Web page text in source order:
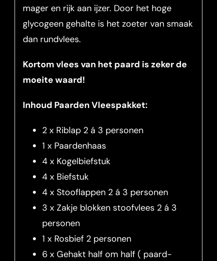
mager en rijk aan ijzer. Door het hoge
glycogeen gehalte is het zoeter van smaak
dan rundvlees.
Kortom vlees van het paard is zeker de
moeite waard!
Inhoud Paarden Vleespakket:
2 x Riblap 2 á 3 personen
1 x Paardenhaas
4 x Kogelbiefstuk
4 x Biefstuk
4 x Stooflappen 2 á 3 personen
3 x Zakje blokken stoofvlees 2 á 3
personen
1 x Rosbief 2 personen
6 x Gehakt half om half ( paard-